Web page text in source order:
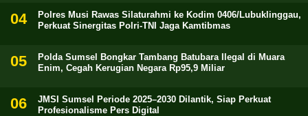
Polres Musi Rawas Silaturahmi ke Kodim 0406/Lubuklinggau,
Perkuat Sinergitas Polri-TNI Jaga Kamtibmas
Polda Sumsel Bongkar Tambang Batubara Ilegal di Muara
Enim, Cegah Kerugian Negara Rp95,9 Miliar
JMSI Sumsel Periode 2025–2030 Dilantik, Siap Perkuat
Profesionalisme Pers Digital